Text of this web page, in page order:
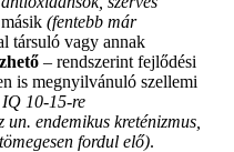
(fentebb már
társuló vagy annak
– rendszerint fejlődési
is megnyilvánuló szellemi
IQ 10-15-re
endemikus kreténizmus,
fordul elő).